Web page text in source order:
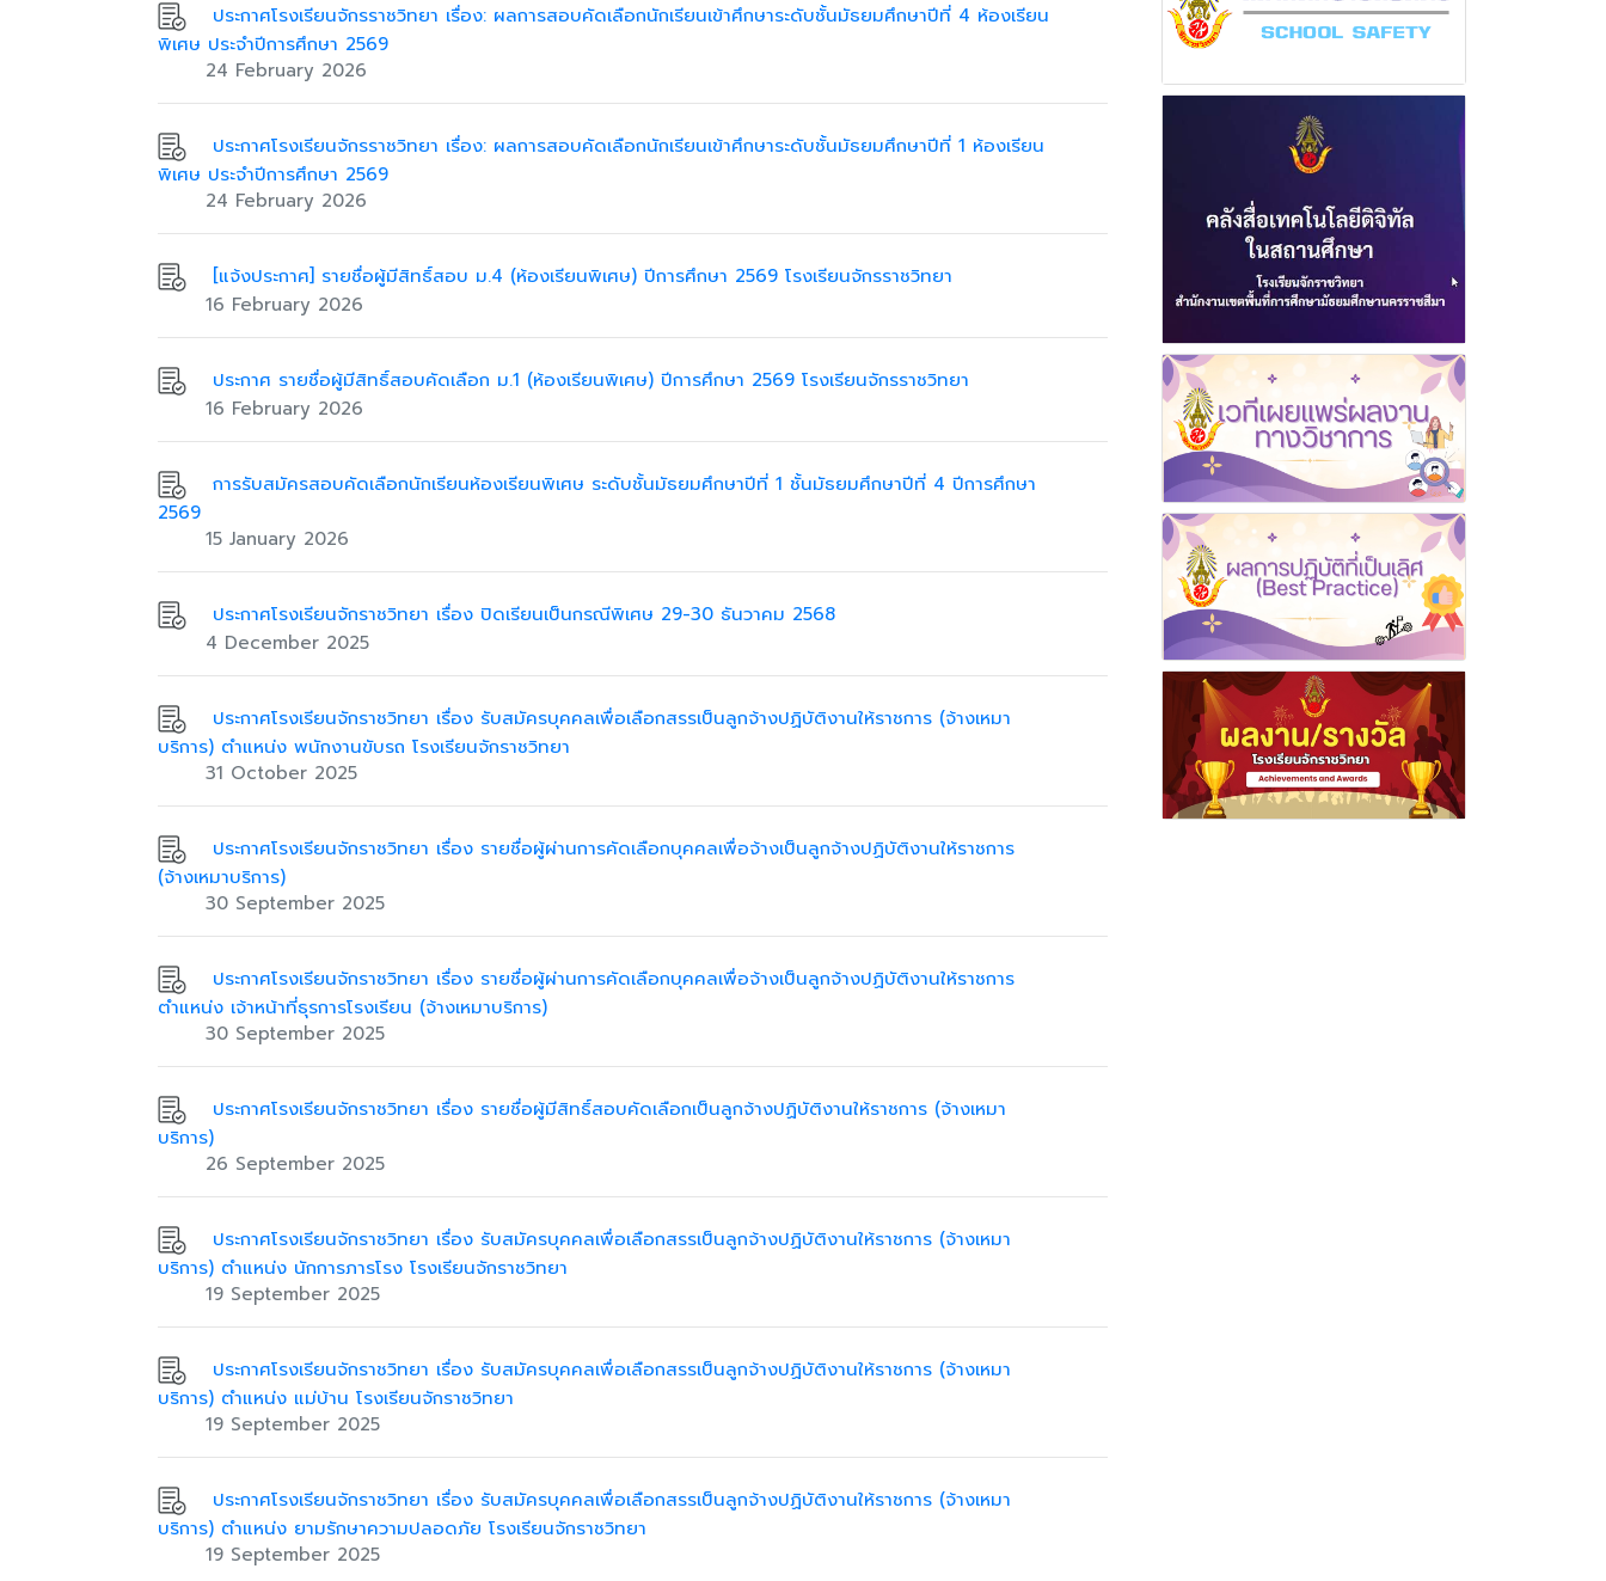
ประกาศโรงเรียนจักรราชวิทยา เรื่อง: ผลการสอบคัดเลือกนักเรียนเข้าศึกษาระดับชั้นมัธยมศึกษาปีที่ 4 ห้องเรียน
พิเศษ ประจำปีการศึกษา 2569
24 February 2026
ประกาศโรงเรียนจักรราชวิทยา เรื่อง: ผลการสอบคัดเลือกนักเรียนเข้าศึกษาระดับชั้นมัธยมศึกษาปีที่ 1 ห้องเรียน
พิเศษ ประจำปีการศึกษา 2569
24 February 2026
[แจ้งประกาศ] รายชื่อผู้มีสิทธิ์สอบ ม.4 (ห้องเรียนพิเศษ) ปีการศึกษา 2569 โรงเรียนจักรราชวิทยา
16 February 2026
ประกาศ รายชื่อผู้มีสิทธิ์สอบคัดเลือก ม.1 (ห้องเรียนพิเศษ) ปีการศึกษา 2569 โรงเรียนจักรราชวิทยา
16 February 2026
การรับสมัครสอบคัดเลือกนักเรียนห้องเรียนพิเศษ ระดับชั้นมัธยมศึกษาปีที่ 1 ชั้นมัธยมศึกษาปีที่ 4 ปีการศึกษา
2569
15 January 2026
ประกาศโรงเรียนจักราชวิทยา เรื่อง ปิดเรียนเป็นกรณีพิเศษ 29-30 ธันวาคม 2568
4 December 2025
ประกาศโรงเรียนจักราชวิทยา เรื่อง รับสมัครบุคคลเพื่อเลือกสรรเป็นลูกจ้างปฏิบัติงานให้ราชการ (จ้างเหมา
บริการ) ตำแหน่ง พนักงานขับรถ โรงเรียนจักราชวิทยา
31 October 2025
ประกาศโรงเรียนจักราชวิทยา เรื่อง รายชื่อผู้ผ่านการคัดเลือกบุคคลเพื่อจ้างเป็นลูกจ้างปฏิบัติงานให้ราชการ
(จ้างเหมาบริการ)
30 September 2025
ประกาศโรงเรียนจักราชวิทยา เรื่อง รายชื่อผู้ผ่านการคัดเลือกบุคคลเพื่อจ้างเป็นลูกจ้างปฏิบัติงานให้ราชการ
ตำแหน่ง เจ้าหน้าที่ธุรการโรงเรียน (จ้างเหมาบริการ)
30 September 2025
ประกาศโรงเรียนจักราชวิทยา เรื่อง รายชื่อผู้มีสิทธิ์สอบคัดเลือกเป็นลูกจ้างปฏิบัติงานให้ราชการ (จ้างเหมา
บริการ)
26 September 2025
ประกาศโรงเรียนจักราชวิทยา เรื่อง รับสมัครบุคคลเพื่อเลือกสรรเป็นลูกจ้างปฏิบัติงานให้ราชการ (จ้างเหมา
บริการ) ตำแหน่ง นักการภารโรง โรงเรียนจักราชวิทยา
19 September 2025
ประกาศโรงเรียนจักราชวิทยา เรื่อง รับสมัครบุคคลเพื่อเลือกสรรเป็นลูกจ้างปฏิบัติงานให้ราชการ (จ้างเหมา
บริการ) ตำแหน่ง แม่บ้าน โรงเรียนจักราชวิทยา
19 September 2025
ประกาศโรงเรียนจักราชวิทยา เรื่อง รับสมัครบุคคลเพื่อเลือกสรรเป็นลูกจ้างปฏิบัติงานให้ราชการ (จ้างเหมา
บริการ) ตำแหน่ง ยามรักษาความปลอดภัย โรงเรียนจักราชวิทยา
19 September 2025